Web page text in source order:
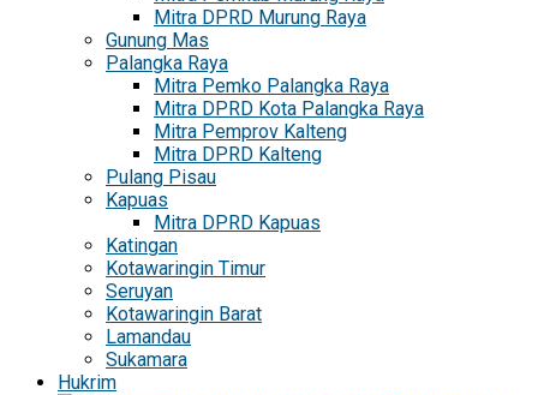
Mitra DPRD Murung Raya
Gunung Mas
Palangka Raya
Mitra Pemko Palangka Raya
Mitra DPRD Kota Palangka Raya
Mitra Pemprov Kalteng
Mitra DPRD Kalteng
Pulang Pisau
Kapuas
Mitra DPRD Kapuas
Katingan
Kotawaringin Timur
Seruyan
Kotawaringin Barat
Lamandau
Sukamara
Hukrim